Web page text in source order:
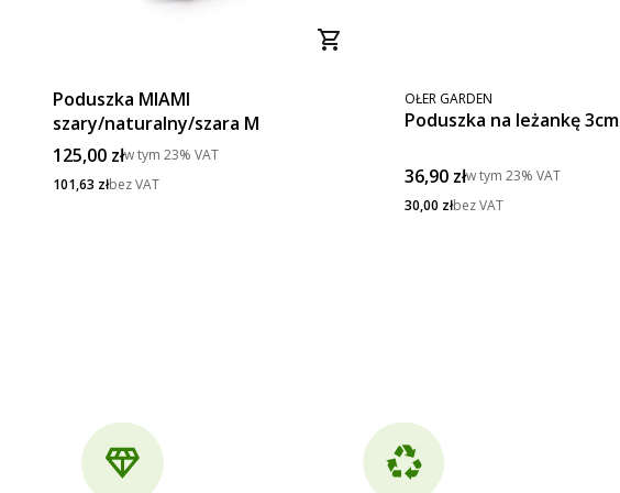
Poduszka MIAMI
szary/naturalny/szara M
Cena brutto
125,00 złw tym 23% VAT
Cena netto
101,63 złbez VAT
PRODUCENT
OŁER GARDEN
Poduszka na leżankę 3cm
Cena brutto
36,90 złw tym 23% VAT
Cena netto
30,00 złbez VAT